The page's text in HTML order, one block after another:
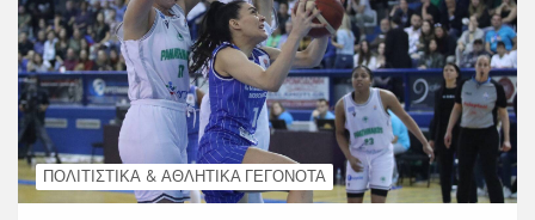
ΠΟΛΙΤΙΣΤΙΚΆ & ΑΘΛΗΤΙΚΆ ΓΕΓΟΝΌΤΑ